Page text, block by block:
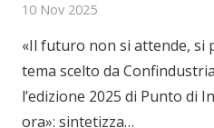
10 Nov 2025
«Il futuro non si attende, si
tema scelto da
l’edizione 2025 di Punto di
ora»: sintetizza…